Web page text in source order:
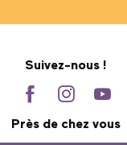
Suivez-nous !
Près de chez vous